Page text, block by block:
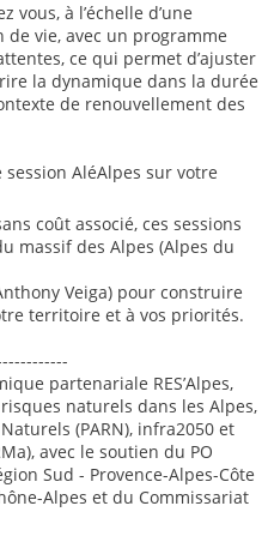
vous, à l’échelle d’une
vie, avec un programme
ce qui permet d’ajuster
la dynamique dans la durée
de renouvellement des
AléAlpes sur votre
coût associé, ces sessions
massif des Alpes (Alpes du
Veiga) pour construire
territoire et à vos priorités.
partenariale RES’Alpes,
naturels dans les Alpes,
(PARN), infra2050 et
avec le soutien du PO
Sud - Provence-Alpes-Côte
Alpes et du Commissariat